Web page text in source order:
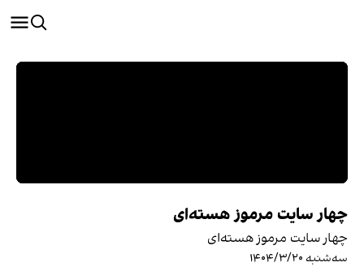
چهار سایت مرموز هسته‌ای
چهار سایت مرموز هسته‌ای
سه‌شنبه ۱۴۰۴/۳/۲۰